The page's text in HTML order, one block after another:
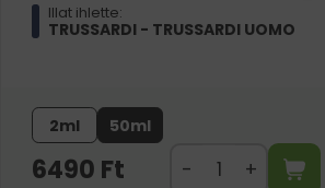
Illat ihlette:
TRUSSARDI - TRUSSARDI UOMO
2ml 50ml
6490 Ft